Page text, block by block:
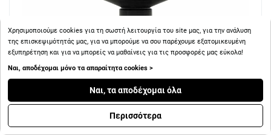
Apivita Hand Care Κρέμα Χεριών Εντατικής Ενυδάτωσης
Πλούσιας Υφής με Υαλουρονικό Οξύ & Μέλι 50ml
Χρησιμοποιούμε cookies για τη σωστή λειτουργία του site μας, για την ανάλυση
της επισκεψιμότητάς μας, για να μπορούμε να σου παρέχουμε εξατομικευμένη
εξυπηρέτηση και για να μπορείς να μαθαίνεις για τις προσφορές μας εύκολα!
Ναι, αποδέχομαι μόνο τα απαραίτητα cookies >
Ναι, τα αποδέχομαι όλα
Περισσότερα